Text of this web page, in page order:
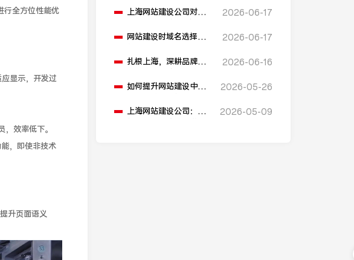
行全方位性能优
显示，开发过
效率低下。
，即使非技术
升页面语义
上海网站建设公司对
如何选择您的可靠伙
2026-06-17
网站建设时域名选择有
2026-06-17
扎根上海，深耕品牌营
本地化网站建设的“优
2026-06-16
如何提升网站建设中的
2026-05-26
上海网站建设公司：网
2026-05-09